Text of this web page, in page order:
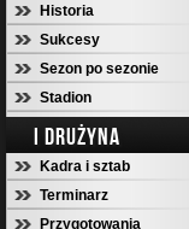
Historia
Sukcesy
Sezon po sezonie
Stadion
I DRUŻYNA
Kadra i sztab
Terminarz
Przygotowania